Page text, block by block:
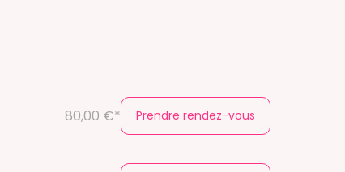
80,00 €* Prendre rendez-vous